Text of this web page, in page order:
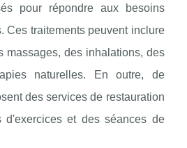
pour répondre aux besoins
Ces traitements peuvent inclure
massages, des inhalations, des
naturelles. En outre, de
des services de restauration
d'exercices et des séances de